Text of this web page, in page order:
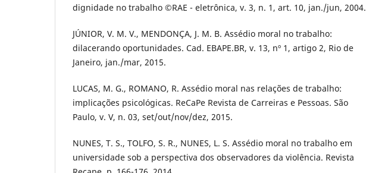
dignidade no trabalho ©RAE - eletrônica, v. 3, n. 1, art. 10, jan./jun, 2004.
JÚNIOR, V. M. V., MENDONÇA, J. M. B. Assédio moral no trabalho:
dilacerando oportunidades. Cad. EBAPE.BR, v. 13, nº 1, artigo 2, Rio de
Janeiro, jan./mar, 2015.
LUCAS, M. G., ROMANO, R. Assédio moral nas relações de trabalho:
implicações psicológicas. ReCaPe Revista de Carreiras e Pessoas. São
Paulo, v. V, n. 03, set/out/nov/dez, 2015.
NUNES, T. S., TOLFO, S. R., NUNES, L. S. Assédio moral no trabalho em
universidade sob a perspectiva dos observadores da violência. Revista